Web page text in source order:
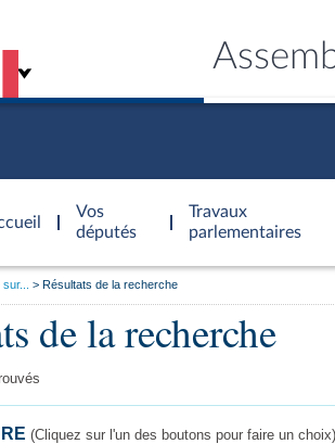
Vos
députés
Travaux
parlementaires
Résultats de la recherche
de la recherche
(Cliquez sur l'un des boutons pour faire un choix)